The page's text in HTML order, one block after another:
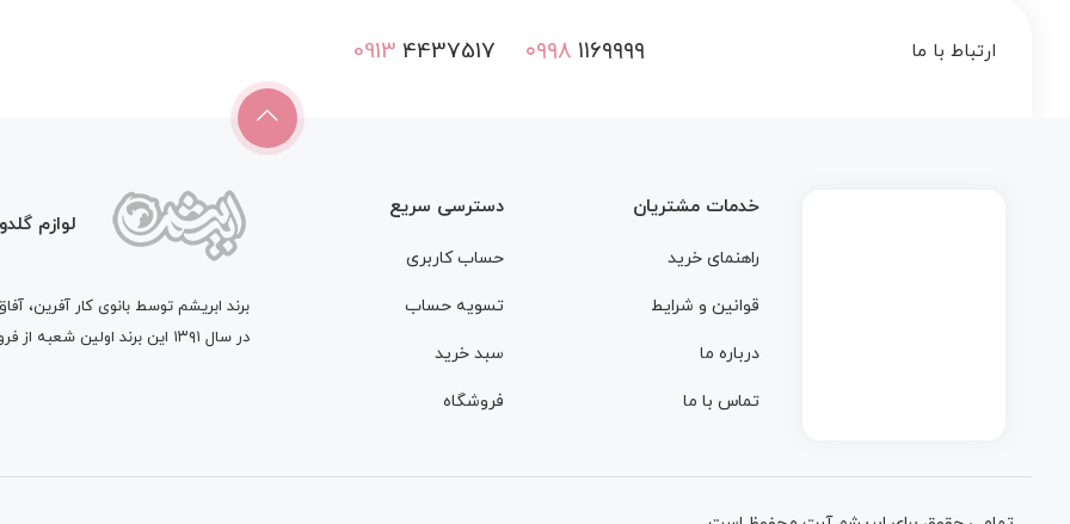
ارتباط با ما 0913 4437517 ۰۹۹۸ ۱۱۶۹۹۹۹
خدمات مشتریان
راهنمای خرید
قوانین و شرایط
درباره ما
تماس با ما
دسترسی سریع
حساب کاربری
تسویه حساب
سبد خرید
فروشگاه
لوازم
در سال ۱۳۹۱ این برند اولین شعبه از فروشگاه لوازم گلسازی و زیورآلات خود را افتتاح کرد.